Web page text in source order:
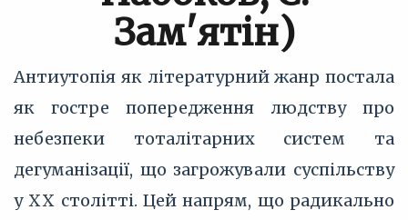
Зам'ятін)
Антиутопія як літературний жанр постала
як гостре попередження людству про
небезпеки тоталітарних систем та
дегуманізації, що загрожували суспільству
у XX столітті. Цей напрям, що радикально